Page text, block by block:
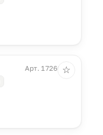
Арт. 17260.30
☆